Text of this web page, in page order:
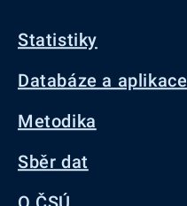
Statistiky
Databáze a aplikace
Metodika
Sběr dat